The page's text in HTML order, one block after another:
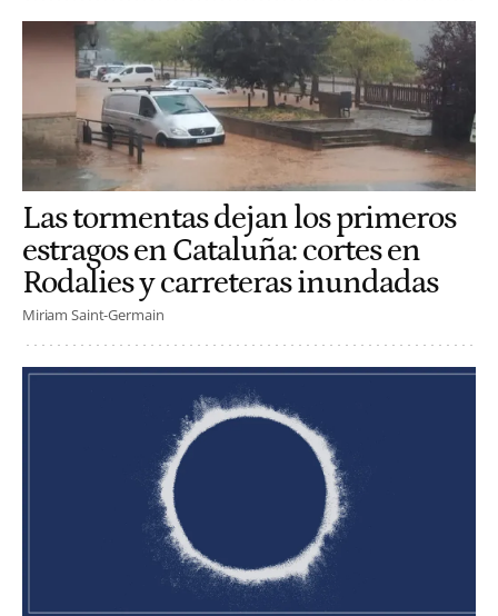
Las tormentas dejan los primeros
estragos en Cataluña: cortes en
Rodalies y carreteras inundadas
Miriam Saint-Germain